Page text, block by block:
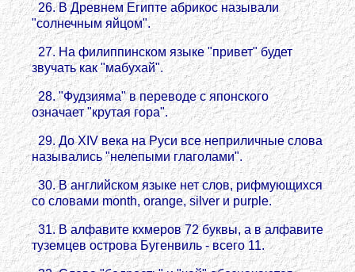
26. В Древнем Египте абрикос называли
"солнечным яйцом".
27. На филиппинском языке "привет" будет
звучать как "мабухай".
28. "Фудзияма" в переводе с японского
означает "крутая гора".
29. До XIV века на Руси все неприличные слова
назывались "нелепыми глаголами".
30. В английском языке нет слов, рифмующихся
со словами month, orange, silver и purple.
31. В алфавите кхмеров 72 буквы, а в алфавите
туземцев острова Бугенвиль - всего 11.